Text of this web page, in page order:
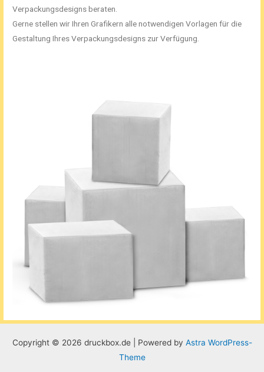
Verpackungsdesigns beraten.
Gerne stellen wir Ihren Grafikern alle notwendigen Vorlagen für die
Gestaltung Ihres Verpackungsdesigns zur Verfügung.
Copyright © 2026 druckbox.de | Powered by Astra WordPress-
Theme